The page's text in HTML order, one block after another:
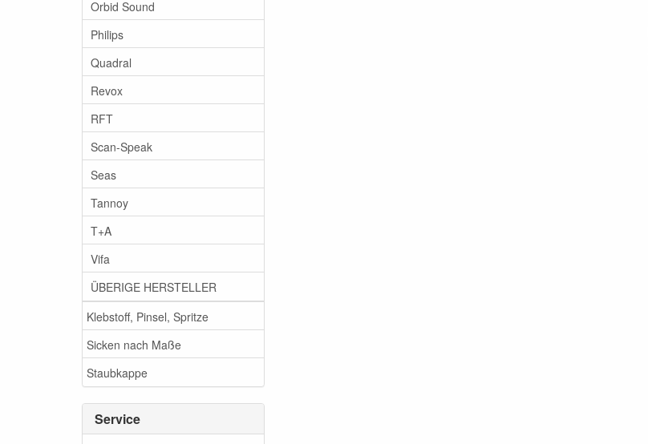
Orbid Sound
Philips
Quadral
Revox
RFT
Scan-Speak
Seas
Tannoy
T+A
Vifa
ÜBERIGE HERSTELLER
Klebstoff, Pinsel, Spritze
Sicken nach Maße
Staubkappe
Service